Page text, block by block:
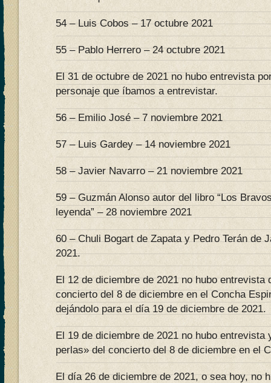
54 – Luis Cobos – 17 octubre 2021
55 – Pablo Herrero – 24 octubre 2021
El 31 de octubre de 2021 no hubo entrevista
personaje que íbamos a entrevistar.
56 – Emilio José – 7 noviembre 2021
57 – Luis Gardey – 14 noviembre 2021
58 – Javier Navarro – 21 noviembre 2021
59 – Guzmán Alonso autor del libro “Los
leyenda” – 28 noviembre 2021
60 – Chuli Bogart de Zapata y Pedro Terán de
2021.
El 12 de diciembre de 2021 no hubo entrevista
concierto del 8 de diciembre en el Concha
dejándolo para el día 19 de diciembre de 2021.
El 19 de diciembre de 2021 no hubo entrevista
perlas» del concierto del 8 de diciembre en el
El día 26 de diciembre de 2021, o sea hoy, no